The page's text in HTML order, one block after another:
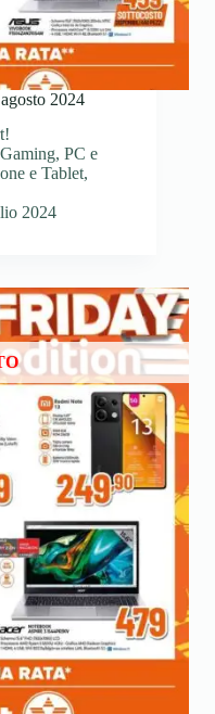
2024
Gaming, PC e
e Tablet,
2024